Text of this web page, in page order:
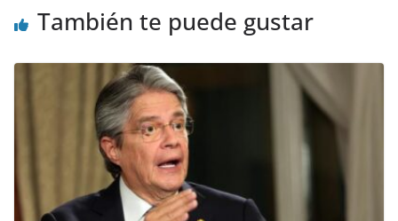
k
También te puede gustar